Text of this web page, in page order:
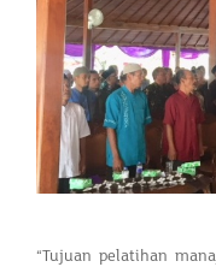
“Tujuan pelatihan